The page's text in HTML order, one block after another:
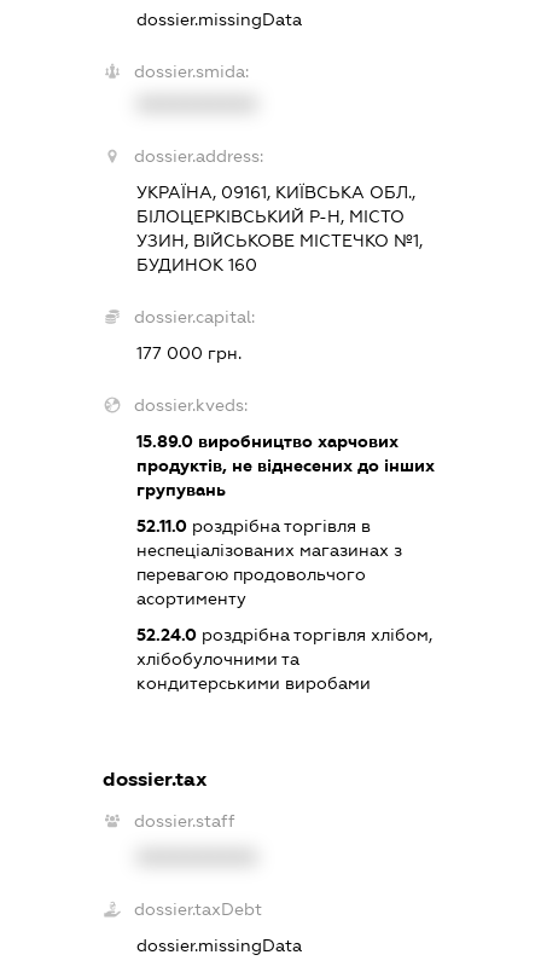
dossier.missingData
dossier.smida:
dossier.address:
УКРАЇНА, 09161, КИЇВСЬКА ОБЛ.,
БІЛОЦЕРКІВСЬКИЙ Р-Н, МІСТО
УЗИН, ВІЙСЬКОВЕ МІСТЕЧКО №1,
БУДИНОК 160
dossier.capital:
177 000 грн.
dossier.kveds:
15.89.0 виробництво харчових
продуктів, не віднесених до інших
групувань
52.11.0 роздрібна торгівля в
неспеціалізованих магазинах з
перевагою продовольчого
асортименту
52.24.0 роздрібна торгівля хлібом,
хлібобулочними та
кондитерськими виробами
dossier.tax
dossier.staff
dossier.taxDebt
dossier.missingData